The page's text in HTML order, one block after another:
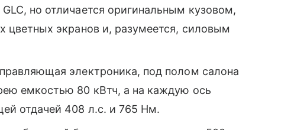
но отличается оригинальным кузовом,
цветных экранов и, разумеется, силовым
электроника, под полом салона
емкостью 80 кВтч, а на каждую ось
отдачей 408 л.с. и 765 Нм.